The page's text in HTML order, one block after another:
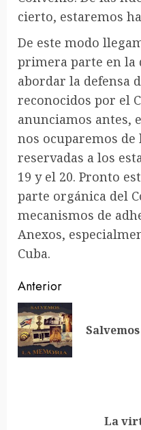
cierto, estaremos
De este modo
primera parte en la
abordar la defensa
reconocidos por el
anunciamos antes,
nos ocuparemos de
reservadas a los
19 y el 20. Pronto
parte orgánica del
mecanismos de
Anexos,
Cuba.
Sigue
leyendo
Anterior
La